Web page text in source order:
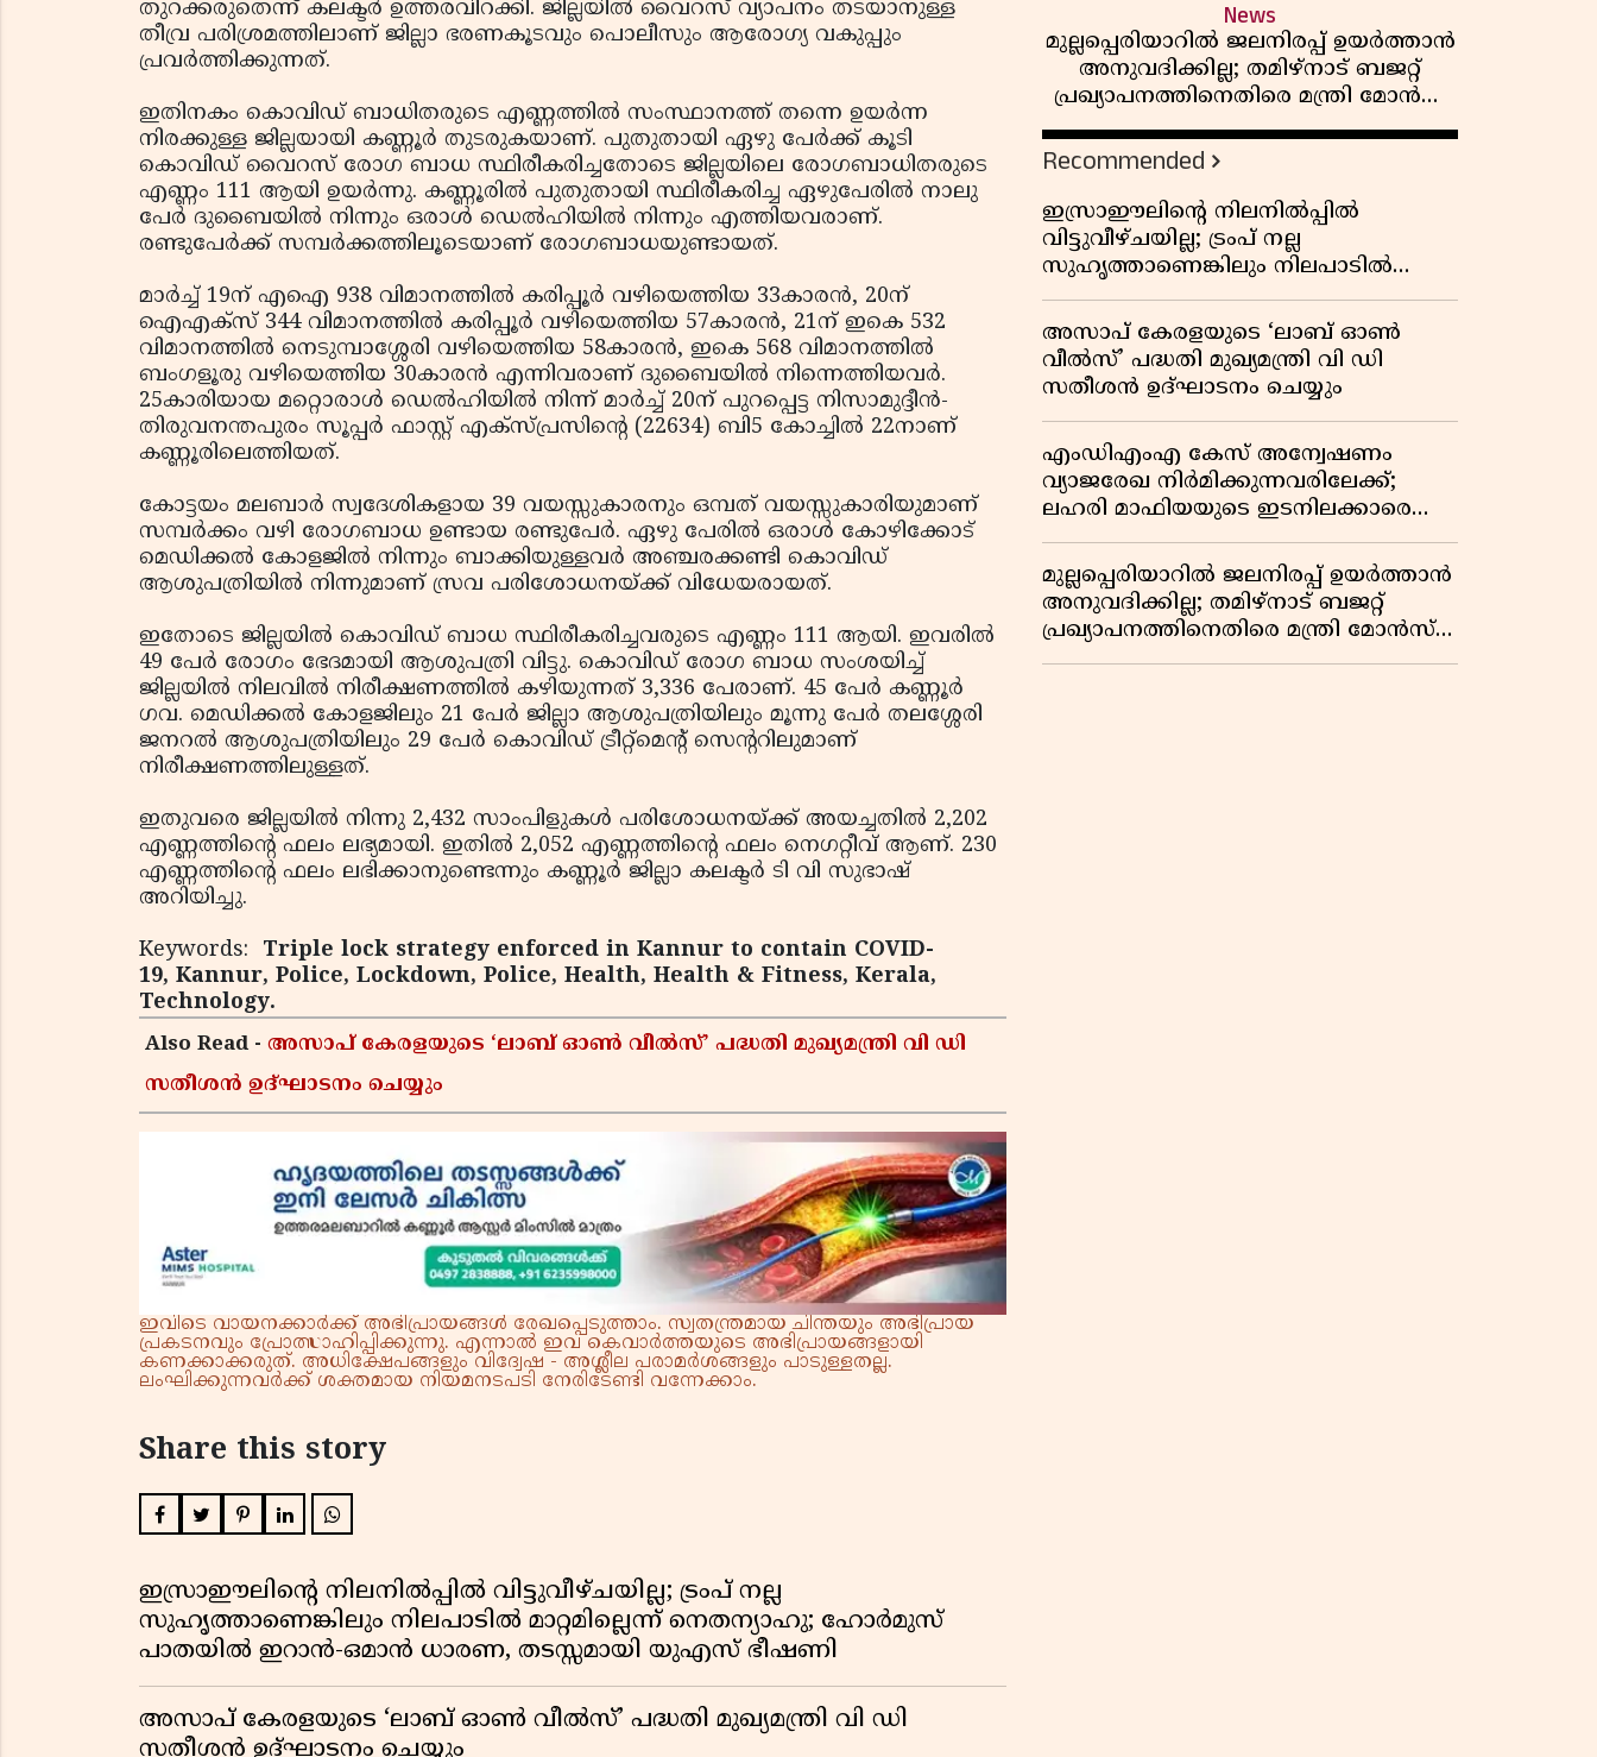
തുറക്കരുതെന്ന് കലക്ടര്‍ ഉത്തരവിറക്കി. ജില്ലയില്‍ വൈറസ് വ്യാപനം തടയാനുള്ള
തീവ്ര പരിശ്രമത്തിലാണ് ജില്ലാ ഭരണകൂടവും പൊലീസും ആരോഗ്യ വകുപ്പും
പ്രവര്‍ത്തിക്കുന്നത്.
ഇതിനകം കൊവിഡ് ബാധിതരുടെ എണ്ണത്തില്‍ സംസ്ഥാനത്ത് തന്നെ ഉയര്‍ന്ന
നിരക്കുള്ള ജില്ലയായി കണ്ണൂര്‍ തുടരുകയാണ്. പുതുതായി ഏഴു പേര്‍ക്ക് കൂടി
കൊവിഡ് വൈറസ് രോഗ ബാധ സ്ഥിരീകരിച്ചതോടെ ജില്ലയിലെ രോഗബാധിതരുടെ
എണ്ണം 111 ആയി ഉയര്‍ന്നു. കണ്ണൂരില്‍ പുതുതായി സ്ഥിരീകരിച്ച ഏഴുപേരില്‍ നാലു
പേര്‍ ദുബൈയില്‍ നിന്നും ഒരാള്‍ ഡെല്‍ഹിയില്‍ നിന്നും എത്തിയവരാണ്.
രണ്ടുപേര്‍ക്ക് സമ്പര്‍ക്കത്തിലൂടെയാണ് രോഗബാധയുണ്ടായത്.
മാര്‍ച്ച് 19ന് എഐ 938 വിമാനത്തില്‍ കരിപ്പൂര്‍ വഴിയെത്തിയ 33കാരന്‍, 20ന്
ഐഎക്സ് 344 വിമാനത്തില്‍ കരിപ്പൂര്‍ വഴിയെത്തിയ 57കാരന്‍, 21ന് ഇകെ 532
വിമാനത്തില്‍ നെടുമ്പാശ്ശേരി വഴിയെത്തിയ 58കാരന്‍, ഇകെ 568 വിമാനത്തില്‍
ബംഗളൂരു വഴിയെത്തിയ 30കാരന്‍ എന്നിവരാണ് ദുബൈയില്‍ നിന്നെത്തിയവര്‍.
25കാരിയായ മറ്റൊരാള്‍ ഡെല്‍ഹിയില്‍ നിന്ന് മാര്‍ച്ച് 20ന് പുറപ്പെട്ട നിസാമുദ്ദീന്‍-
തിരുവനന്തപുരം സൂപ്പര്‍ ഫാസ്റ്റ് എക്സ്പ്രസിന്റെ (22634) ബി5 കോച്ചില്‍ 22നാണ്
കണ്ണൂരിലെത്തിയത്.
കോട്ടയം മലബാര്‍ സ്വദേശികളായ 39 വയസ്സുകാരനും ഒമ്പത് വയസ്സുകാരിയുമാണ്
സമ്പര്‍ക്കം വഴി രോഗബാധ ഉണ്ടായ രണ്ടുപേര്‍. ഏഴു പേരില്‍ ഒരാള്‍ കോഴിക്കോട്
മെഡിക്കല്‍ കോളജില്‍ നിന്നും ബാക്കിയുള്ളവര്‍ അഞ്ചരക്കണ്ടി കൊവിഡ്
ആശുപത്രിയില്‍ നിന്നുമാണ് സ്രവ പരിശോധനയ്ക്ക് വിധേയരായത്.
ഇതോടെ ജില്ലയില്‍ കൊവിഡ് ബാധ സ്ഥിരീകരിച്ചവരുടെ എണ്ണം 111 ആയി. ഇവരില്‍
49 പേര്‍ രോഗം ഭേദമായി ആശുപത്രി വിട്ടു. കൊവിഡ് രോഗ ബാധ സംശയിച്ച്
ജില്ലയില്‍ നിലവില്‍ നിരീക്ഷണത്തില്‍ കഴിയുന്നത് 3,336 പേരാണ്. 45 പേര്‍ കണ്ണൂര്‍
ഗവ. മെഡിക്കല്‍ കോളജിലും 21 പേര്‍ ജില്ലാ ആശുപത്രിയിലും മൂന്നു പേര്‍ തലശ്ശേരി
ജനറല്‍ ആശുപത്രിയിലും 29 പേര്‍ കൊവിഡ് ട്രീറ്റ്മെന്റ് സെന്ററിലുമാണ്
നിരീക്ഷണത്തിലുള്ളത്.
ഇതുവരെ ജില്ലയില്‍ നിന്നു 2,432 സാംപിളുകള്‍ പരിശോധനയ്ക്ക് അയച്ചതില്‍ 2,202
എണ്ണത്തിന്റെ ഫലം ലഭ്യമായി. ഇതില്‍ 2,052 എണ്ണത്തിന്റെ ഫലം നെഗറ്റീവ് ആണ്. 230
എണ്ണത്തിന്റെ ഫലം ലഭിക്കാനുണ്ടെന്നും കണ്ണൂര്‍ ജില്ലാ കലക്ടര്‍ ടി വി സുഭാഷ്
അറിയിച്ചു.
Keywords: Triple lock strategy enforced in Kannur to contain COVID-
19, Kannur, Police, Lockdown, Police, Health, Health & Fitness, Kerala,
Technology.
Also Read - അസാപ് കേരളയുടെ ‘ലാബ് ഓൺ വീൽസ്’ പദ്ധതി മുഖ്യമന്ത്രി വി ഡി
സതീശൻ ഉദ്ഘാടനം ചെയ്യും
ഇവിടെ വായനക്കാർക്ക് അഭിപ്രായങ്ങൾ രേഖപ്പെടുത്താം. സ്വതന്ത്രമായ ചിന്തയും അഭിപ്രായ
പ്രകടനവും പ്രോത്സാഹിപ്പിക്കുന്നു. എന്നാൽ ഇവ കെവാർത്തയുടെ അഭിപ്രായങ്ങളായി
കണക്കാക്കരുത്. അധിക്ഷേപങ്ങളും വിദ്വേഷ - അശ്ലീല പരാമർശങ്ങളും പാടുള്ളതല്ല.
ലംഘിക്കുന്നവർക്ക് ശക്തമായ നിയമനടപടി നേരിടേണ്ടി വന്നേക്കാം.
Share this story
ഇസ്രാഈലിന്റെ നിലനിൽപ്പിൽ വിട്ടുവീഴ്ചയില്ല; ട്രംപ് നല്ല
സുഹൃത്താണെങ്കിലും നിലപാടിൽ മാറ്റമില്ലെന്ന് നെതന്യാഹു; ഹോർമുസ്
പാതയിൽ ഇറാൻ-ഒമാൻ ധാരണ, തടസ്സമായി യുഎസ് ഭീഷണി
അസാപ് കേരളയുടെ ‘ലാബ് ഓൺ വീൽസ്’ പദ്ധതി മുഖ്യമന്ത്രി വി ഡി
സതീശൻ ഉദ്ഘാടനം ചെയ്യും
News
മുല്ലപ്പെരിയാറിൽ ജലനിരപ്പ് ഉയർത്താൻ
അനുവദിക്കില്ല; തമിഴ്നാട് ബജറ്റ്
പ്രഖ്യാപനത്തിനെതിരെ മന്ത്രി മോൻസ്
ജോസഫ്
Recommended
ഇസ്രാഈലിന്റെ നിലനിൽപ്പിൽ
വിട്ടുവീഴ്ചയില്ല; ട്രംപ് നല്ല
സുഹൃത്താണെങ്കിലും നിലപാടിൽ
മാറ്റമില്ലെന്ന് നെതന്യാഹു; ഹോർമുസ്
പാതയിൽ ഇറാൻ-ഒമാൻ ധാരണ,
തടസ്സമായി യുഎസ് ഭീഷണി
അസാപ് കേരളയുടെ ‘ലാബ് ഓൺ
വീൽസ്’ പദ്ധതി മുഖ്യമന്ത്രി വി ഡി
സതീശൻ ഉദ്ഘാടനം ചെയ്യും
എംഡിഎംഎ കേസ് അന്വേഷണം
വ്യാജരേഖ നിർമിക്കുന്നവരിലേക്ക്;
ലഹരി മാഫിയയുടെ ഇടനിലക്കാരെ
കുടുക്കി കണ്ണൂർ സിറ്റി പൊലീസ്
മുല്ലപ്പെരിയാറിൽ ജലനിരപ്പ് ഉയർത്താൻ
അനുവദിക്കില്ല; തമിഴ്നാട് ബജറ്റ്
പ്രഖ്യാപനത്തിനെതിരെ മന്ത്രി മോൻസ്
ജോസഫ്